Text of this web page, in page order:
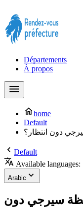
Départements
À propos
home
Default
دون انتظار؟
Default
Available languages:
Arabic
سيرجي دون